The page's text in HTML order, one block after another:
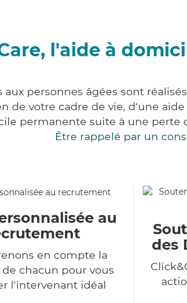
l'aide à
aux personnes âgées sont
de votre cadre de vie, d'une
permanente suite à une perte
Être rappelé par un
au
en compte la
chacun pour vous
l'intervenant idéal
des